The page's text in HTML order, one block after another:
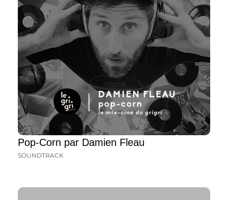
Pop-Corn par Damien Fleau
SOUNDTRACK